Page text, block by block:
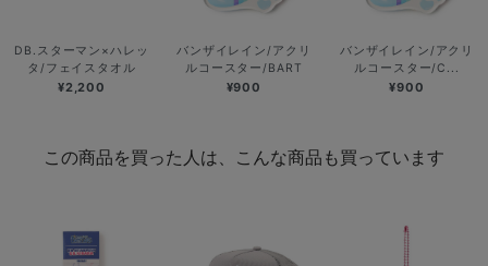
DB.スターマン×ハレッ
タ/フェイスタオル
¥2,200
バンザイレイン/アクリ
ルコースター/BART
¥900
バンザイレイン/アクリ
ルコースター/C...
¥900
この商品を買った人は、こんな商品も買っています